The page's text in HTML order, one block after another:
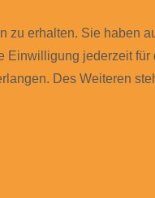
zu erhalten. Sie haben
jederzeit für
Des Weiteren